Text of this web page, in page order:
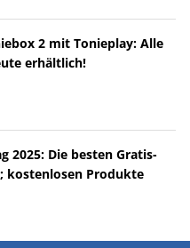
2 mit Tonieplay: Alle
erhältlich!
2025: Die besten Gratis-
kostenlosen Produkte